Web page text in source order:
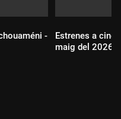
-
Estrenes a
maig del 2026 -